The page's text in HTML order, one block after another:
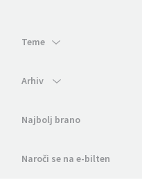
Teme
Arhiv
Najbolj brano
Naroči se na e-bilten